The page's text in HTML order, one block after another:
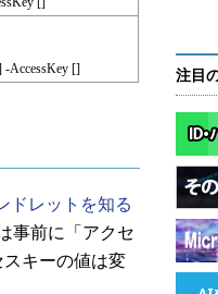
-AccessKey []
ドレットを知る
事前に「アクセ
キーの値は変
注目